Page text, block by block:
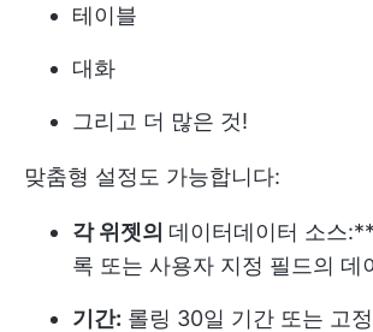
테이블
대화
그리고 더 많은 것!
맞춤형 설정도 가능합니다:
각 위젯의 데이터데이터 소스
록 또는 사용자 지정 필드의 데
기간: 롤링 30일 기간 또는 고